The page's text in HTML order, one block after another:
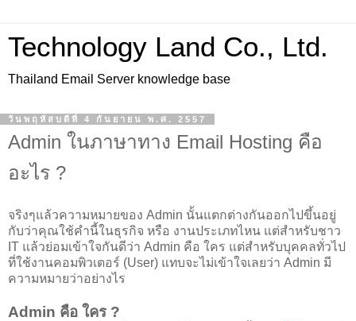
Technology Land Co., Ltd.
Thailand Email Server knowledge base
วันพฤหัสบดีที่ 4 กันยายน พ.ศ. 2557
Admin ในภาษาทาง Email Hosting คือ
อะไร ?
จริงๆแล้วความหมายของ Admin นั้นแตกต่างกันออกไปขึ้นอยู่
กับว่าคุณใช้คำนี้ในธุรกิจ หรือ งานประเภทไหน แต่สำหรับชาว
IT แล้วย่อมเข้าใจกันดีว่า Admin คือ ใคร แต่สำหรับบุคคลทั่วไป
ที่ใช้งานคอมพิวเตอร์ (User) แทบจะไม่เข้าใจเลยว่า Admin มี
ความหมายว่าอย่างไร
Admin คือ ใคร ?